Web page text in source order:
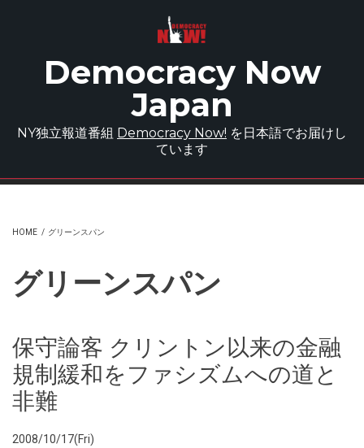
Democracy Now
Japan
NY独立報道番組 Democracy Now! を日本語でお届けし
ています
HOME / グリーンスパン
グリーンスパン
保守論客 クリントン以来の金融
規制緩和をファシズムへの道と
非難
2008/10/17(Fri)